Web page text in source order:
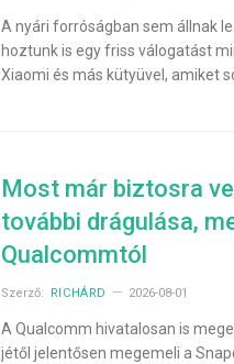
A nyári forróságban sem állnak
hoztunk is egy friss válogatást
Xiaomi és más kütyüvel, amiket
Most már biztosra
további drágulása,
Qualcommtól
Szerző: RICHÁRD 2026-08-01
A Qualcomm hivatalosan is
jétől jelentősen megemeli a